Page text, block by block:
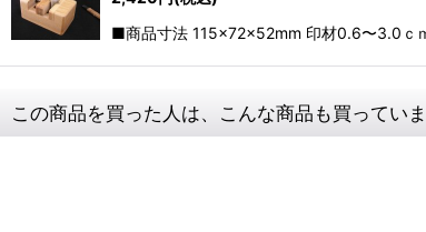
■商品寸法 115×72×52mm 印材0.6〜3.0ｃ
この商品を買った人は、こんな商品も買ってい